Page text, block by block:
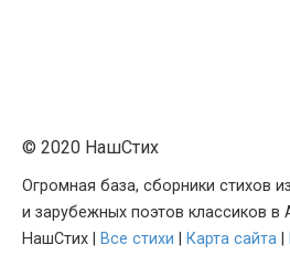
© 2020 НашСтих
Огромная база, сборники стихов
и зарубежных поэтов классиков в
НашСтих |
Все стихи Карта сайта